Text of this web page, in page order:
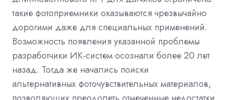
такие фотоприемники оказываются чрезвычайно
дорогими даже для специальных применений.
Возможность появления указанной проблемы
разработчики ИК-систем осознали более 20 лет
назад. Тогда же начались поиски
альтернативных фоточувствительных материалов,